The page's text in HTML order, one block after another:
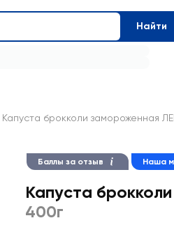
Найти
Капуста брокколи замороженная
Баллы за отзыв Наша
Капуста
400г